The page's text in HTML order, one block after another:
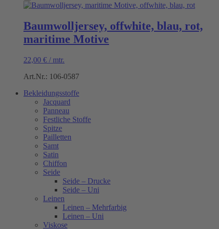
Baumwolljersey, offwhite, blau, rot,
maritime Motive
22,00 € / mtr.
Art.Nr.: 106-0587
Bekleidungsstoffe
Jacquard
Panneau
Festliche Stoffe
Spitze
Pailletten
Samt
Satin
Chiffon
Seide
Seide – Drucke
Seide – Uni
Leinen
Leinen – Mehrfarbig
Leinen – Uni
Viskose